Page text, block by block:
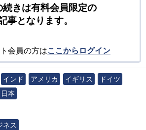
続きは有料会員限定の
事となります。
会員の方はここからログイン
インド アメリカ イギリス
ドイツ
日本
ネス